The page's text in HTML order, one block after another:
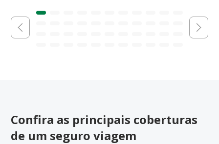
Confira as principais coberturas
de um seguro viagem